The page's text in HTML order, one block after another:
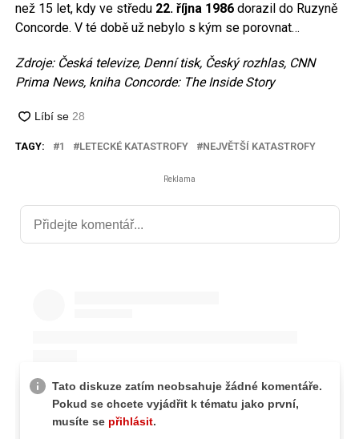
než 15 let, kdy ve středu 22. října 1986dorazil do Ruzyně
Concorde. V té době už nebylo s kým se porovnat…
Zdroje: Česká televize, Denní tisk, Český rozhlas, CNN
Prima News, kniha Concorde: The Inside Story
TAGY: 1 LETECKÉ KATASTROFY NEJVĚTŠÍ KATASTROFY
Reklama